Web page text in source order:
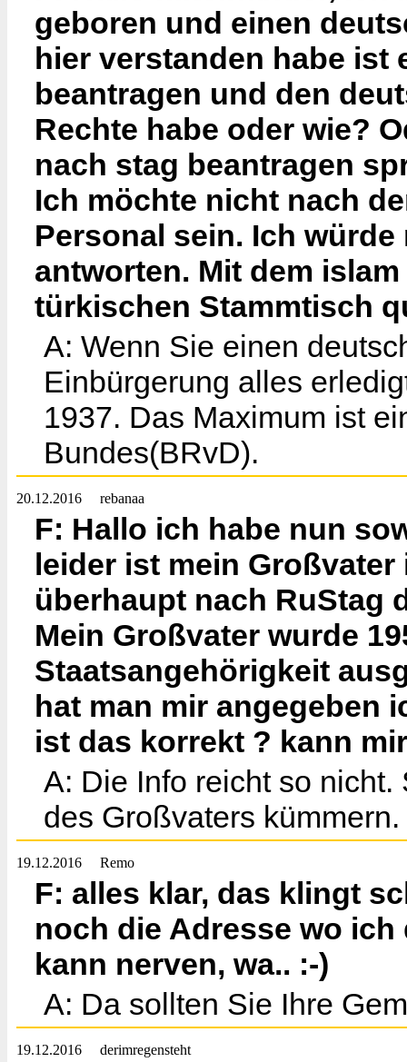
geboren und einen
hier verstanden habe ist
beantragen und den
Rechte habe oder wie?
nach stag beantragen
Ich möchte nicht nach
Personal sein. Ich
antworten. Mit dem
türkischen Stammtisch
A: Wenn Sie einen
Einbürgerung alles
1937. Das Maximum ist
Bundes(BRvD).
20.12.2016 rebanaa
F: Hallo ich habe nun
leider ist mein
überhaupt nach RuStag
Mein Großvater wurde
Staatsangehörigkeit
hat man mir angegeben
ist das korrekt ? kann
A: Die Info reicht so
des Großvaters kümmern.
19.12.2016 Remo
F: alles klar, das klingt
noch die Adresse wo
kann nerven, wa.. :-)
A: Da sollten Sie Ihre
19.12.2016 derimregensteht